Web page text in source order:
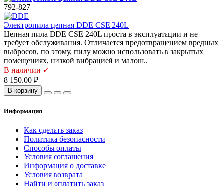
792-827
Электропила цепная DDE CSE 240L
Цепная пила DDE CSE 240L проста в эксплуатации и не
требует обслуживания. Отличается предотвращением вредных
выбросов, по этому, пилу можно использовать в закрытых
помещениях, низкой вибрацией и малош..
В наличии ✓
8 150.00 ₽
В корзину
Информация
Как сделать заказ
Политика безопасности
Способы оплаты
Условия соглашения
Информация о доставке
Условия возврата
Найти и оплатить заказ